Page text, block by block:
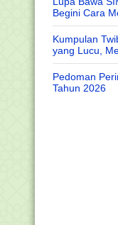
Begini Cara
Kumpulan
yang Lucu,
Pedoman
Tahun 2026